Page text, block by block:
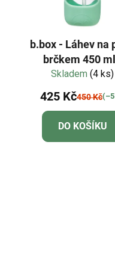
b.box - Láhev na
brčkem 450
spearmint
Skladem(4 ks)
425 Kč450 Kč
DO KOŠÍKU